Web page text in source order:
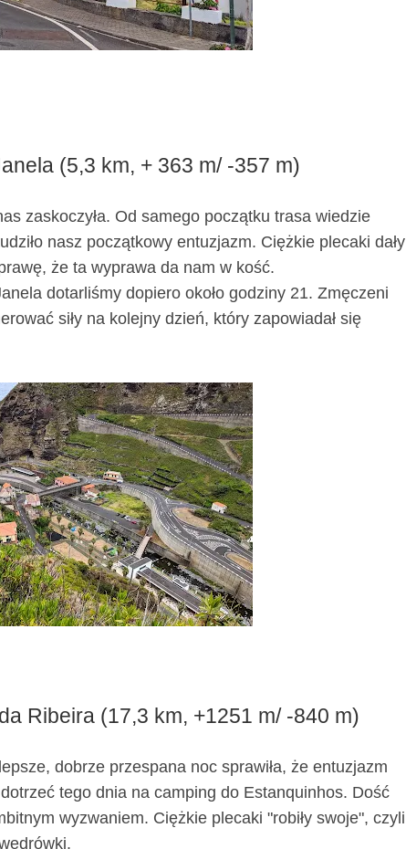
(5,3 km, + 363 m/ -357 m)
zaskoczyła. Od samego początku trasa wiedzie
nasz początkowy entuzjazm. Ciężkie plecaki dały
że ta wyprawa da nam w kość.
dotarliśmy dopiero około godziny 21. Zmęczeni
siły na kolejny dzień, który zapowiadał się
Ribeira (17,3 km, +1251 m/ -840 m)
dobrze przespana noc sprawiła, że entuzjazm
tego dnia na camping do Estanquinhos. Dość
wyzwaniem. Ciężkie plecaki "robiły swoje", czyli